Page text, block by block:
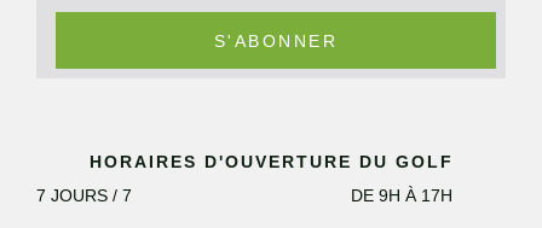
S'ABONNER
HORAIRES D'OUVERTURE DU GOLF
7 JOURS / 7
DE 9H À 17H